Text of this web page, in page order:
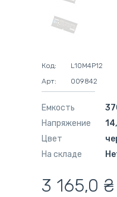
Код:
L10M4P12
Арт:
009842
Емкость
Напряжение
Цвет
На складе
3 165,0 ₴
адресная
самовывоз из
наличный
безналичный
мес.
мес.